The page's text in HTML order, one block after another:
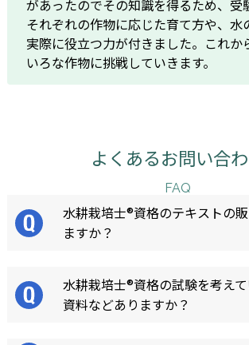
があったのでその知識を得るため、受
それぞれの作物に応じた育て方や、水
実際に役立つ力が付きました。これか
いろな作物に挑戦していきます。
よくあるお問い合
FAQ
水耕栽培士®資格のテキストの
ますか？
水耕栽培士®資格の試験を考えて
資料などありますか？